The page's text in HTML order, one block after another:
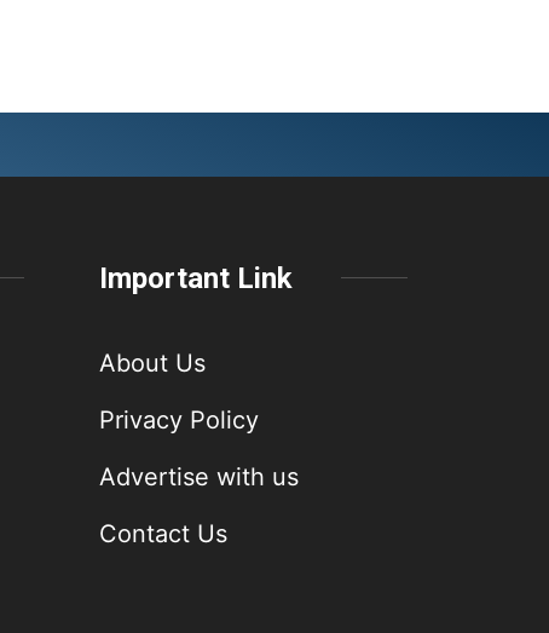
Important Link
About Us
Privacy Policy
Advertise with us
Contact Us